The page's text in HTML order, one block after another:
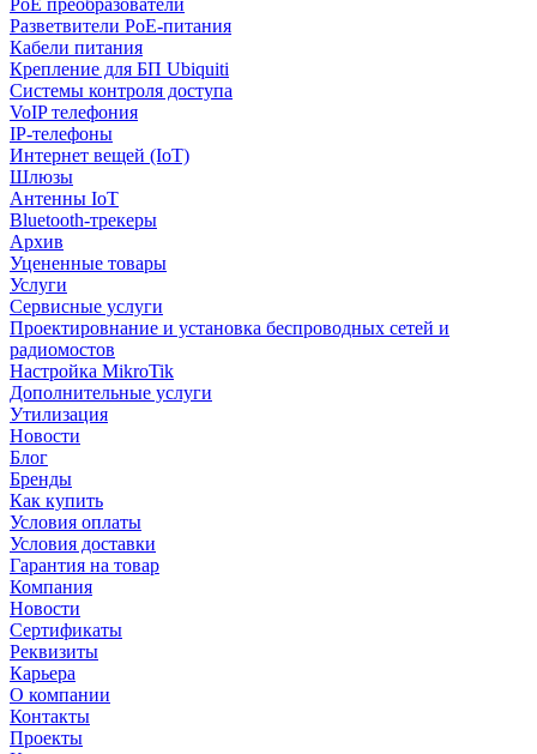
PoE преобразователи
Разветвители PoE-питания
Кабели питания
Крепление для БП Ubiquiti
Системы контроля доступа
VoIP телефония
IP-телефоны
Интернет вещей (IoT)
Шлюзы
Антенны IoT
Bluetooth-трекеры
Архив
Уцененные товары
Услуги
Сервисные услуги
Проектировнание и установка беспроводных сетей и
радиомостов
Настройка MikroTik
Дополнительные услуги
Утилизация
Новости
Блог
Бренды
Как купить
Условия оплаты
Условия доставки
Гарантия на товар
Компания
Новости
Сертификаты
Реквизиты
Карьера
О компании
Контакты
Проекты